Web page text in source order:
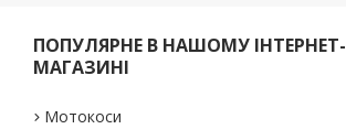
ПОПУЛЯРНЕ В НАШОМУ ІНТЕРНЕТ-
МАГАЗИНІ
Мотокоси